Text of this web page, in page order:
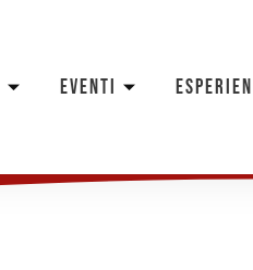
EVENTI